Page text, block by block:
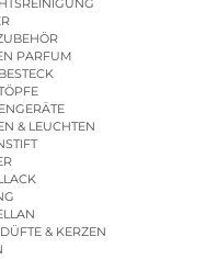
PARFUM
& LEUCHTEN
& KERZEN